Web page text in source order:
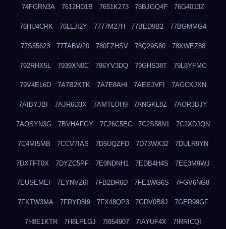
74FGRN3A 7612HD1B 7651K273 76BJGQ4F 76G4013Z
76HU4CRK 76LLJI2Y 7777M27H 77BED9B2 77BGMMG4
77S55623 77TABW20 780FZHSV 78Q29S80 78XWEZ88
792RHX5L 7939XN0C 796YV3DQ 79GHS38T 79L8YFMC
79V4EL6D 7A7B2KTK 7A7E8AHI 7AEEJVFI 7AGCKJXN
7AIBYJBI 7AJR6D3X 7AMTLOH9 7ANGKL8Z 7AOR3BJY
7AOSYN3G 7BVHAFGY 7C26C5EC 7C2S58N1 7C2XDJQN
7C4MI5MB 7CCV7IAS 7D5UQZFD 7D73WX32 7DULR9YN
7DXTFT0X 7DYZC5PF 7E0NDNH1 7EDB4H4S 7EE3M9WJ
7EUSEMEI 7EYNVZ6I 7FB2DR6D 7FE1WG6S 7FGV6NG8
7FKTW3MA 7FRYD8I9 7FX48QP3 7GDV0B8J 7GER99GF
7H8E1KTR 7H8LPLGJ 7I854907 7IAYUF4X 7IRRICQI